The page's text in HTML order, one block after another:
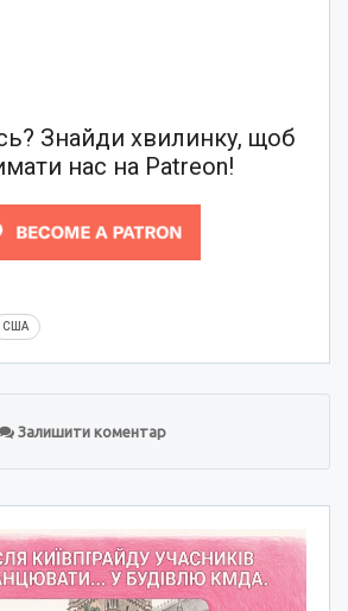
Знайди хвилинку, щоб
нас на Patreon!
США
Залишити коментар